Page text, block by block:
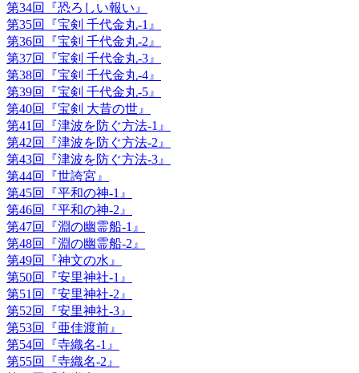
第34回『恐ろしい報い』
第35回『宝剣 千代金丸-1』
第36回『宝剣 千代金丸-2』
第37回『宝剣 千代金丸-3』
第38回『宝剣 千代金丸-4』
第39回『宝剣 千代金丸-5』
第40回『宝剣 大昔の世』
第41回『津波を防ぐ方法-1』
第42回『津波を防ぐ方法-2』
第43回『津波を防ぐ方法-3』
第44回『世誇宮』
第45回『平和の神-1』
第46回『平和の神-2』
第47回『淵の幽霊船-1』
第48回『淵の幽霊船-2』
第49回『神文の水』
第50回『安里神社-1』
第51回『安里神社-2』
第52回『安里神社-3』
第53回『亜佳渡前』
第54回『寺織名-1』
第55回『寺織名-2』